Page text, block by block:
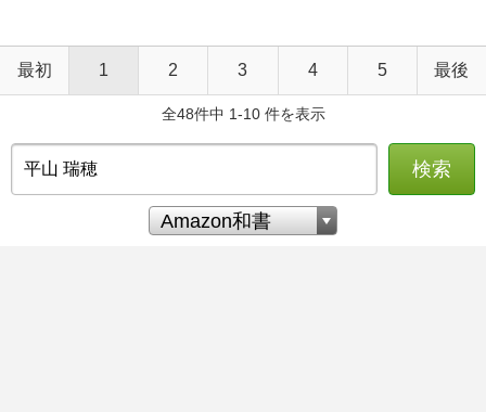
最初 1 2 3 4 5 最後
全48件中 1-10 件を表示
検索